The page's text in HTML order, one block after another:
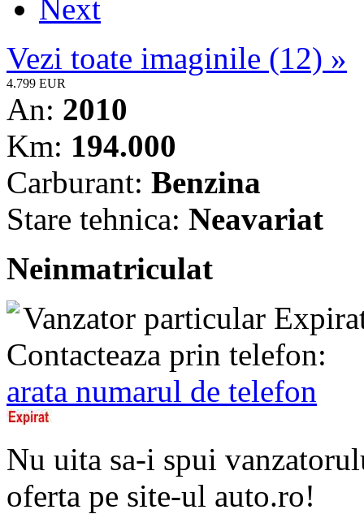
Vezi toate imaginile (12) »
4.799 EUR
An: 2010
Km: 194.000
Carburant: Benzina
Stare tehnica: Neavariat
Neinmatriculat
Vanzator particular
Contacteaza prin telefon:
arata numarul de telefon
Nu uita sa-i spui
oferta pe site-ul auto.ro!